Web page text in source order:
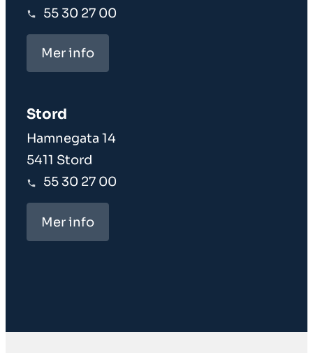
55 30 27 00
Mer info
Stord
Hamnegata 14
5411 Stord
55 30 27 00
Mer info